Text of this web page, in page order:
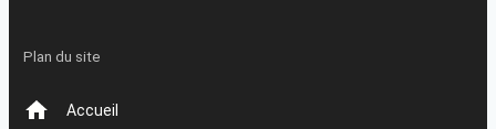
Plan du site
Accueil